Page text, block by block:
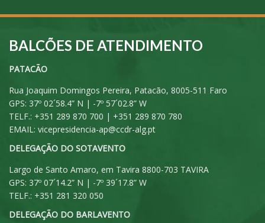
BALCÕES DE ATENDIMENTO
PATACÃO
Rua Joaquim Domingos Pereira, Patacão, 8005-511 Faro
GPS: 37º 02´58.4” N | -7º 57´02.8” W
TELF.: +351 289 870 700 | +351 289 870 780
EMAIL: vicepresidencia-ap@ccdr-alg.pt
DELEGAÇÃO DO SOTAVENTO
Largo de Santo Amaro, em Tavira 8800-703 TAVIRA
GPS: 37º 07´14.2” N | -7º 39´17.8” W
TELF.: +351 281 320 050
DELEGAÇÃO DO BARLAVENTO